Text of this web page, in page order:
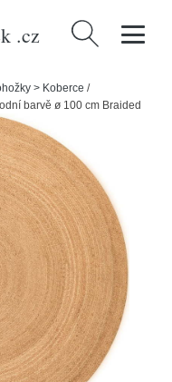
.cz Vyhledávání
> Koberce /
barvě ø 100 cm Braided